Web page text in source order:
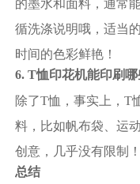
的墨水和面料，通常
循洗涤说明哦，适当
时间的色彩鲜艳！
6. T恤印花机能印刷哪
除了T恤，事实上，T
料，比如帆布袋、运
创意，几乎没有限制！
总结